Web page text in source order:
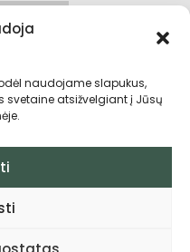
naudojame slapukus,
atsižvelgiant į Jūsų